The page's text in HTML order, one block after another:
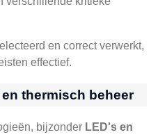
en correct verwerkt,
effectief.
thermisch beheer
bijzonder LED's en